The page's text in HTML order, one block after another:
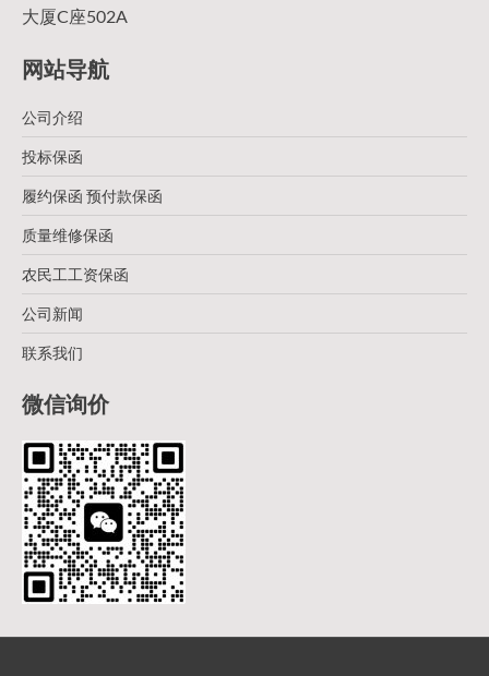
大厦C座502A
网站导航
公司介绍
投标保函
履约保函 预付款保函
质量维修保函
农民工工资保函
公司新闻
联系我们
微信询价